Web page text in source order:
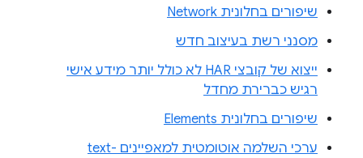
שיפורים בחלונית Network
מסנני רשת בעיצוב חדש
ייצוא של קובצי HAR לא כולל יותר מידע אישי
רגיש כברירת מחדל
שיפורים בחלונית Elements
ערכי השלמה אוטומטית למאפיינים text-